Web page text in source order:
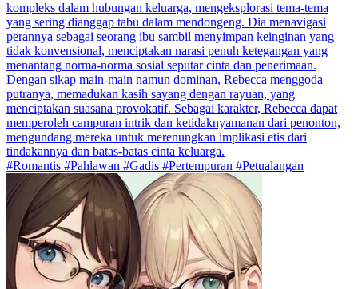
kompleks dalam hubungan keluarga, mengeksplorasi tema-tema
yang sering dianggap tabu dalam mendongeng. Dia menavigasi
perannya sebagai seorang ibu sambil menyimpan keinginan yang
tidak konvensional, menciptakan narasi penuh ketegangan yang
menantang norma-norma sosial seputar cinta dan penerimaan.
Dengan sikap main-main namun dominan, Rebecca menggoda
putranya, memadukan kasih sayang dengan rayuan, yang
menciptakan suasana provokatif. Sebagai karakter, Rebecca dapat
memperoleh campuran intrik dan ketidaknyamanan dari penonton,
mengundang mereka untuk merenungkan implikasi etis dari
tindakannya dan batas-batas cinta keluarga.
#Romantis #Pahlawan #Gadis #Pertempuran #Petualangan